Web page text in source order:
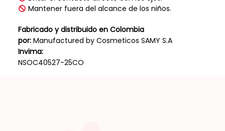
Mantener fuera del alcance de los niños.
Fabricado y distribuido en Colombia
por:Manufactured by Cosmeticos SAMY S.A
Invima:
NSOC40527-25CO